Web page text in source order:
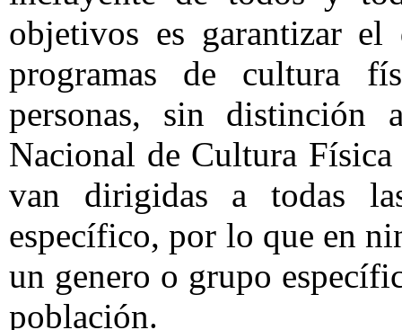
objetivos es garantizar
programas de cultura
personas, sin distinción
Nacional de Cultura
van dirigidas a todas
específico, por lo que en
un genero o grupo
población.